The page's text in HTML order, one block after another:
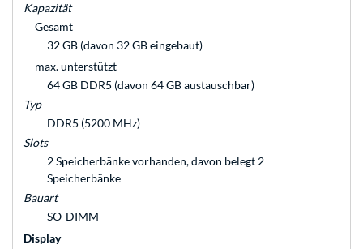
Kapazität
Gesamt
32 GB (davon 32 GB eingebaut)
max. unterstützt
64 GB DDR5 (davon 64 GB austauschbar)
Typ
DDR5 (5200 MHz)
Slots
2 Speicherbänke vorhanden, davon belegt 2
Speicherbänke
Bauart
SO-DIMM
Display